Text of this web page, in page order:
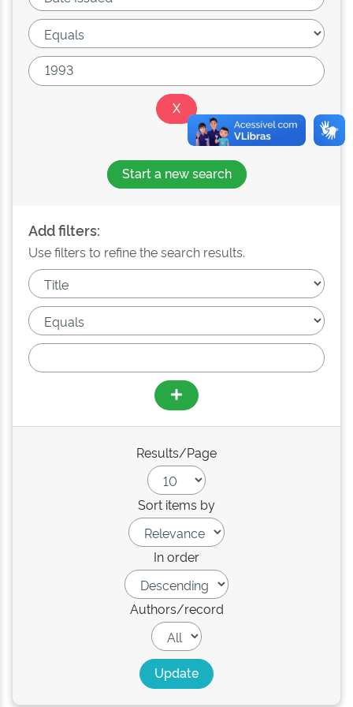
Start a new search
Add filters:
Use filters to refine the search results.
Results/Page
Sort items by
In order
Authors/record